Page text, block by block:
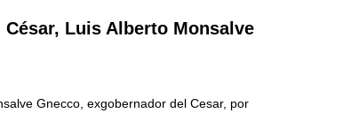
Luis Alberto Monsalve
Gnecco, exgobernador del Cesar, por